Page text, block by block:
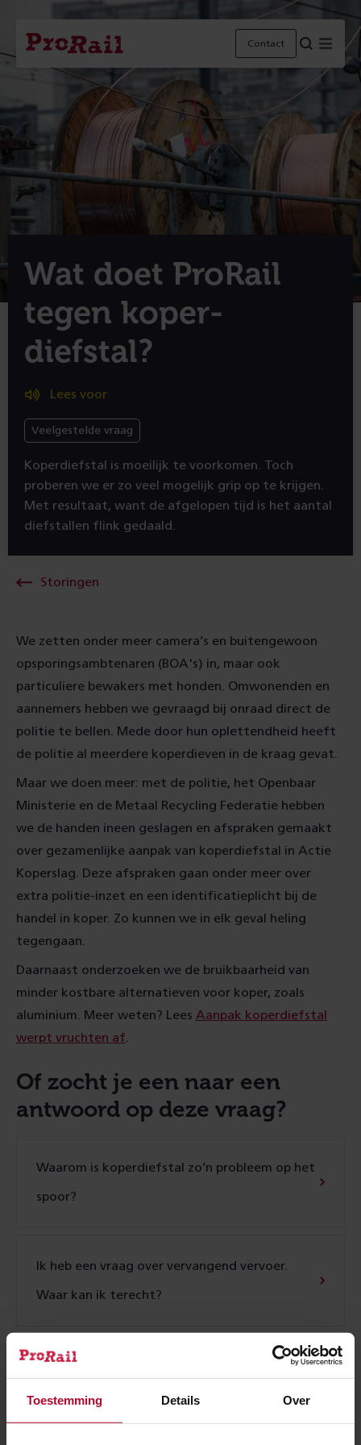
Toestemming Details Over
Navigatie
Homepage
ProRail
Contact Menu
Wat doet ProRail
tegen koper­
diefstal?
Lees voor
Veelgestelde vraag
Koper­diefstal is moeilijk te voorkomen. Toch
proberen we er zo veel mogelijk grip op te krijgen.
Met resultaat, want de afgelopen tijd is het aantal
dief­stallen flink gedaald.
Storingen
We zetten onder meer camera’s en buiten­gewoon
opsporings­ambtenaren (BOA's) in, maar ook
particuliere bewakers met honden. Omwonenden en
aannemers hebben we gevraagd bij onraad direct de
politie te bellen. Mede door hun oplettendheid heeft
de politie al meerdere koper­dieven in de kraag gevat.
Maar we doen meer: met de politie, het Openbaar
Ministerie en de Metaal Recycling Federatie hebben
we de handen ineen geslagen en afspraken gemaakt
over gezamenlijke aanpak van koperdiefstal in Actie
Koperslag. Deze afspraken gaan onder meer over
extra politie-inzet en een identificatieplicht bij de
handel in koper. Zo kunnen we in elk geval heling
tegengaan.
Daarnaast onderzoeken we de bruikbaarheid van
minder kostbare alternatieven voor koper, zoals
aluminium. Meer weten? Lees Aanpak koperdiefstal
werpt vruchten af
Of zocht je een naar een
antwoord op deze vraag?
Waarom is koper­diefstal zo’n probleem op het
spoor?
Ik heb een vraag over vervangend vervoer.
Waar kan ik terecht?
Worden er altijd bussen ingezet bij grote
storingen?